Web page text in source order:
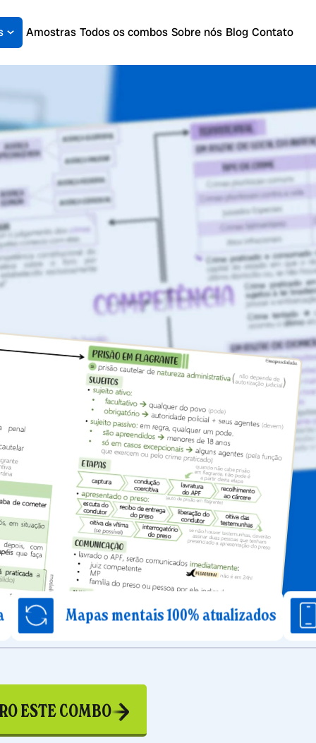
Amostras Todos os combos Sobre nós Blog Contato
mentais 100% atualizados Estude
ESTE COMBO